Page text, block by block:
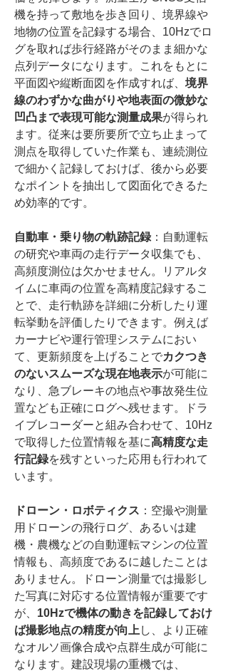
機を持って敷地を歩き回り、境界線や
地物の位置を記録する場合、10Hzでロ
グを取れば歩行経路がそのまま細かな
点列データになります。これをもとに
平面図や縦断面図を作成すれば、 境界
線のわずかな曲がりや地表面の微妙な
凹凸まで表現可能な測量成果が得られ
ます。従来は要所要所で立ち止まって
測点を取得していた作業も、連続測位
で細かく記録しておけば、後から必要
なポイントを抽出して図面化できるた
め効率的です。
自動車・乗り物の軌跡記録 ：自動運転
の研究や車両の走行データ収集でも、
高頻度測位は欠かせません。リアルタ
イムに車両の位置を高精度記録するこ
とで、走行軌跡を詳細に分析したり運
転挙動を評価したりできます。例えば
カーナビや運行管理システムにおい
て、更新頻度を上げることでカクつき
のないスムーズな現在地表示が可能に
なり、急ブレーキの地点や事故発生位
置なども正確にログへ残せます。ドラ
イブレコーダーと組み合わせて、10Hz
で取得した位置情報を基に高精度な走
行記録を残すといった応用も行われて
います。
ドローン・ロボティクス ：空撮や測量
用ドローンの飛行ログ、あるいは建
機・農機などの自動運転マシンの位置
情報も、高頻度であるに越したことは
ありません。ドローン測量では撮影し
た写真に対応する位置情報が重要です
が、 10Hzで機体の動きを記録しておけ
ば撮影地点の精度が向上 し、より正確
なオルソ画像合成や点群生成が可能に
なります。建設現場の重機では、